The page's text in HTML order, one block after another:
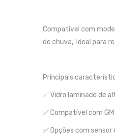
Compatível com
de chuva,. Ideal para
Principais
✅ Vidro laminado de
✅ Compatível com
✅ Opções com sensor